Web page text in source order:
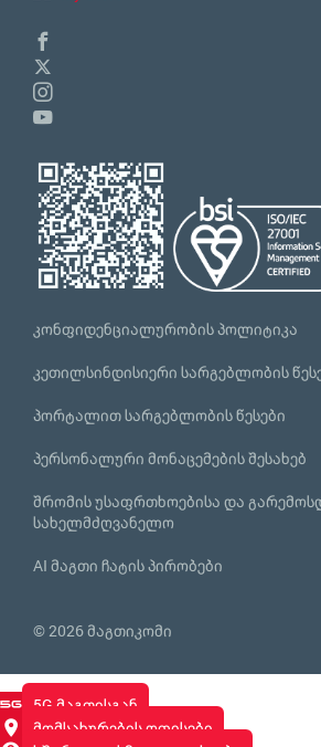
კონფიდენციალურობის პოლიტიკა
კეთილსინდისიერი სარგებლობის
პორტალით სარგებლობის წესები
პერსონალური მონაცემების შესახებ
შრომის უსაფრთხოებისა და
სახელმძღვანელო
AI მაგთი ჩატის პირობები
© 2026 მაგთიკომი
5G მაგთისგან
მომსახურების ოფისები